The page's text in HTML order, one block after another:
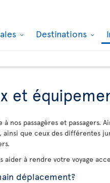
Destinations
et
nos passagères et passagers.
que ceux des différentes
aider à rendre votre voyage
déplacement?